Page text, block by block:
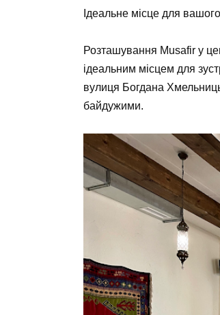
Ідеальне місце для
Розташування Musafir у
ідеальним місцем для
вулиця Богдана
байдужими.